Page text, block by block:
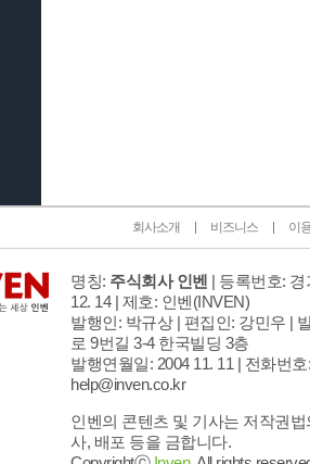
회사소개 비즈니스 이
명칭: 주식회사 인벤 | 등록번호:
12. 14 | 제호: 인벤(INVEN)
발행인: 박규상 | 편집인: 강민우 |
로 9번길 3-4 한국빌딩 3층
발행연월일: 2004 11. 11 | 전화번호
help@inven.co.kr
인벤의 콘텐츠 및 기사는 저작권
사, 배포 등을 금합니다.